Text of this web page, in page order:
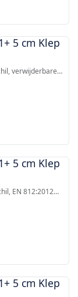
5 cm Klep
verwijderbare
HV-geel
5 cm Klep
EN 812:2012
éénhandige
5 cm Klep